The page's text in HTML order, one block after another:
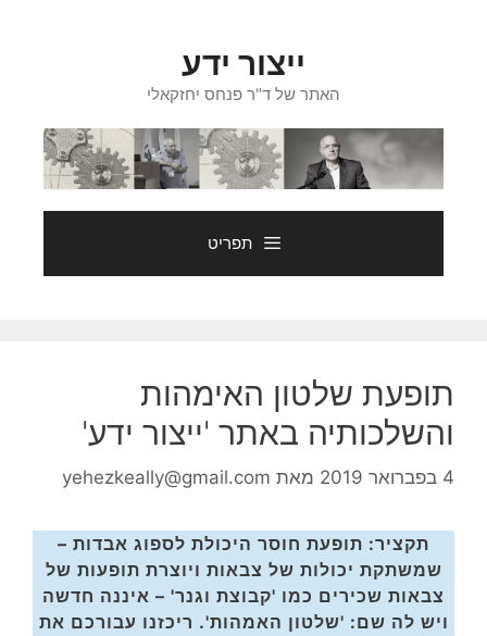
ייצור ידע
האתר של ד"ר פנחס יחזקאלי
תפריט
תופעת שלטון האימהות
והשלכותיה באתר 'ייצור ידע'
4 בפברואר 2019 מאת yehezkeally@gmail.com
תקציר: תופעת חוסר היכולת לספוג אבדות –
שמשתקת יכולות של צבאות ויוצרת תופעות של
צבאות שכירים כמו 'קבוצת וגנר' – איננה חדשה
ויש לה שם: 'שלטון האמהות'. ריכזנו עבורכם את